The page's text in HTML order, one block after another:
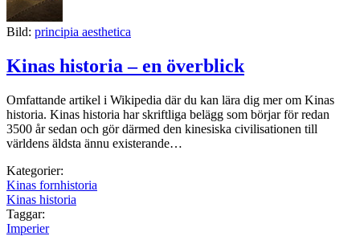
Bild: principia aesthetica
Kinas historia – en överblick
Omfattande artikel i Wikipedia där du kan lära dig mer om Kinas
historia. Kinas historia har skriftliga belägg som börjar för redan
3500 år sedan och gör därmed den kinesiska civilisationen till
världens äldsta ännu existerande…
Kategorier:
Kinas fornhistoria
Kinas historia
Taggar:
Imperier